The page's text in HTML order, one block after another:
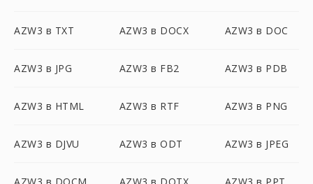
AZW3 в TXT AZW3 в DOCX AZW3 в DOC
AZW3 в JPG AZW3 в FB2 AZW3 в PDB
AZW3 в HTML AZW3 в RTF AZW3 в PNG
AZW3 в DJVU AZW3 в ODT AZW3 в JPEG